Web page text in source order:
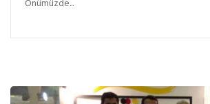
Önümüzde...